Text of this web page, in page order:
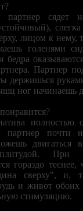
партнер сядет
лицом к нему,
голенями
бедра
Партнер
держишься
ног начинаешь
полностью
партнер почти
При
гораздо
сверху", и,
и живот обоих
стимуляцию.